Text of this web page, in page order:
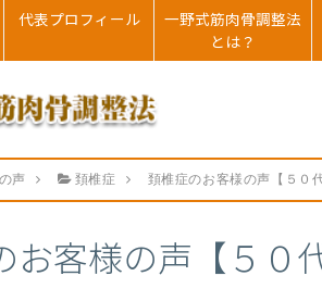
代表プロフィール
一野式筋肉骨調整法
とは？
声 頚椎症 頚椎症のお客様の声【５０
お客様の声【５０